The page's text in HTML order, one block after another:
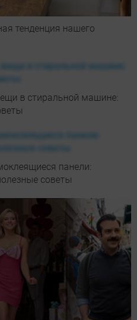
тенденция нашего
в стиральной машине:
панели:
советы